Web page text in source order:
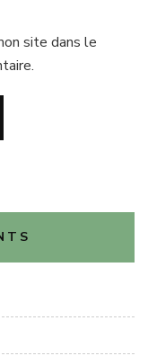
site dans le